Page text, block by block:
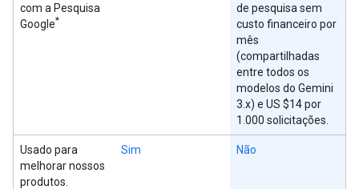
com a Pesquisa
Google*
de pesquisa sem
custo financeiro por
mês
(compartilhadas
entre todos os
modelos do Gemini
3.x) e US $14 por
1.000 solicitações.
Usado para
melhorar nossos
produtos.
Sim Não